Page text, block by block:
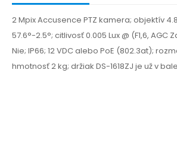
2 Mpix Accusence PTZ kamera; objektív
57.6°-2.5°; citlivosť 0.005 Lux @ (F1,6, AGC
Nie; IP66; 12 VDC alebo PoE (802.3at);
hmotnosť 2 kg; držiak DS-1618ZJ je už v